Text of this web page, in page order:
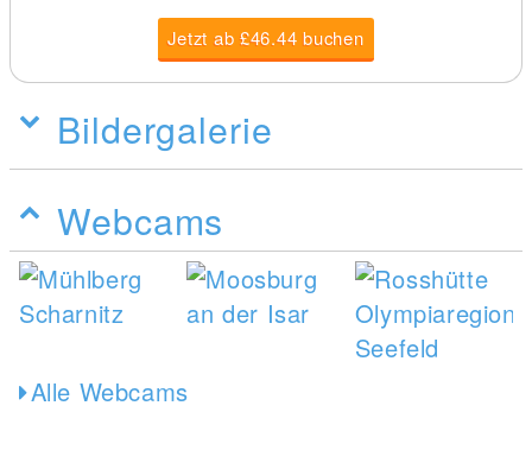
Jetzt ab £46.44 buchen
Bildergalerie
Webcams
Alle Webcams